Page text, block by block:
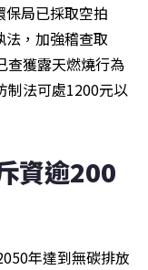
局已採取空拍
，加強稽查取
查獲露天燃燒行為
制法可處1200元以
資逾200
年達到無碳排放